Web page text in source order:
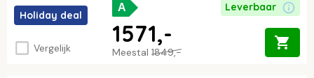
Holiday deal
Vergelijk
A Leverbaar
Meestal 1849,-
1571,-